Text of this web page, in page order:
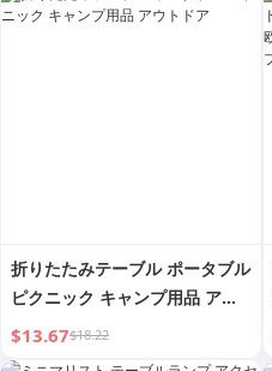
ム ティーポット ティーマット
折りたたみテーブル ポータブル
ピクニック キャンプ用品 アウ
トドア
$13.67$18.22